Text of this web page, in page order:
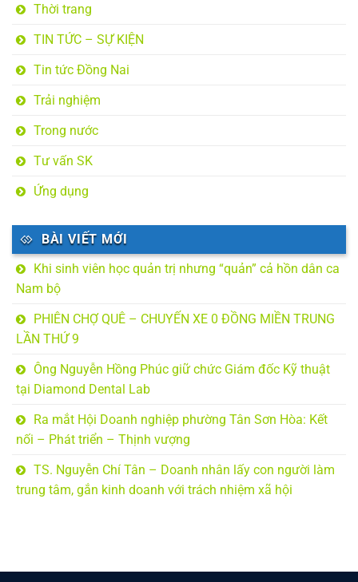
Thời trang
TIN TỨC – SỰ KIỆN
Tin tức Đồng Nai
Trải nghiệm
Trong nước
Tư vấn SK
Ứng dụng
BÀI VIẾT MỚI
Khi sinh viên học quản trị nhưng “quản” cả hồn dân ca
Nam bộ
PHIÊN CHỢ QUÊ – CHUYẾN XE 0 ĐỒNG MIỀN TRUNG
LẦN THỨ 9
Ông Nguyễn Hồng Phúc giữ chức Giám đốc Kỹ thuật
tại Diamond Dental Lab
Ra mắt Hội Doanh nghiệp phường Tân Sơn Hòa: Kết
nối – Phát triển – Thịnh vượng
TS. Nguyễn Chí Tân – Doanh nhân lấy con người làm
trung tâm, gắn kinh doanh với trách nhiệm xã hội